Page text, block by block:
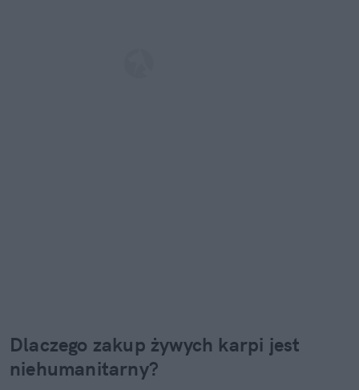
Dlaczego zakup żywych karpi jest
niehumanitarny?